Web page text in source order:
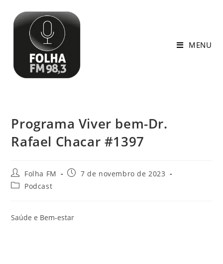
MENU
Programa Viver bem-Dr.
Rafael Chacar #1397
Folha FM
7 de novembro de 2023
Podcast
Saúde e Bem-estar